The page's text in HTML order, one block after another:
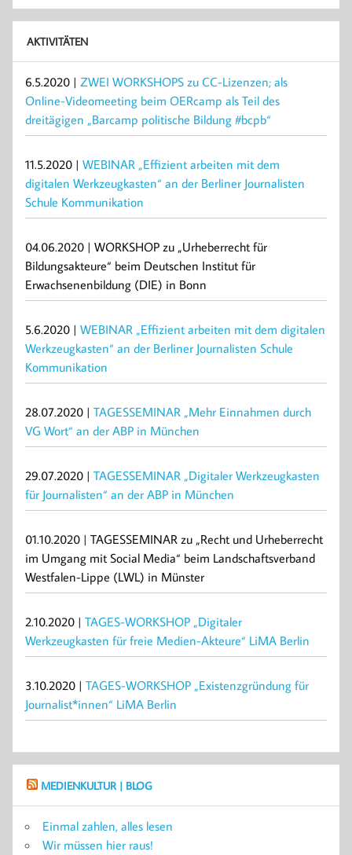
AKTIVITÄTEN
6.5.2020 | ZWEI WORKSHOPS zu CC-Lizenzen; als
Online-Videomeeting beim OERcamp als Teil des
dreitägigen „Barcamp politische Bildung #bcpb“
11.5.2020 | WEBINAR „Effizient arbeiten mit dem
digitalen Werkzeugkasten“ an der Berliner Journalisten
Schule Kommunikation
04.06.2020 | WORKSHOP zu „Urheberrecht für
Bildungsakteure“ beim Deutschen Institut für
Erwachsenenbildung (DIE) in Bonn
5.6.2020 | WEBINAR „Effizient arbeiten mit dem digitalen
Werkzeugkasten“ an der Berliner Journalisten Schule
Kommunikation
28.07.2020 | TAGESSEMINAR „Mehr Einnahmen durch
VG Wort“ an der ABP in München
29.07.2020 | TAGESSEMINAR „Digitaler Werkzeugkasten
für Journalisten“ an der ABP in München
01.10.2020 | TAGESSEMINAR zu „Recht und Urheberrecht
im Umgang mit Social Media“ beim Landschaftsverband
Westfalen-Lippe (LWL) in Münster
2.10.2020 | TAGES-WORKSHOP „Digitaler
Werkzeugkasten für freie Medien-Akteure“ LiMA Berlin
3.10.2020 | TAGES-WORKSHOP „Existenzgründung für
Journalist*innen“ LiMA Berlin
MEDIENKULTUR | BLOG
Einmal zahlen, alles lesen
Wir müssen hier raus!